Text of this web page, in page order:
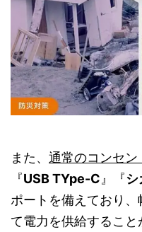
また、 通常のコンセン
『USB TYpe-C 』『シ
ポートを備えており
て電力を供給すること